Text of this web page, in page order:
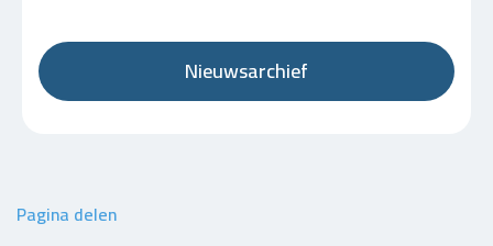
Nieuwsarchief
Pagina delen